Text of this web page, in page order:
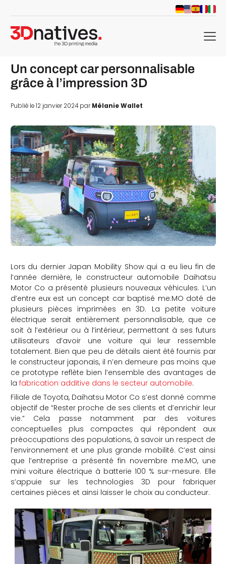
menu
Un concept car personnalisable
grâce à l’impression 3D
Publié le 12 janvier 2024 parMélanie Wallet
Lors du dernier Japan Mobility Show qui a eu lieu fin de
l’année dernière, le constructeur automobile Daihatsu
Motor Co a présenté plusieurs nouveaux véhicules. L’un
d’entre eux est un concept car baptisé me:MO doté de
plusieurs pièces imprimées en 3D. La petite voiture
électrique serait entièrement personnalisable, que ce
soit à l’extérieur ou à l’intérieur, permettant à ses futurs
utilisateurs d’avoir une voiture qui leur ressemble
totalement. Bien que peu de détails aient été fournis par
le constructeur japonais, il n’en demeure pas moins que
ce prototype reflète bien l’ensemble des avantages de
la fabrication additive dans le secteur automobile.
Filiale de Toyota, Daihatsu Motor Co s’est donné comme
objectif de “Rester proche de ses clients et d’enrichir leur
vie.” Cela passe notamment par des voitures
conceptuelles plus compactes qui répondent aux
préoccupations des populations, à savoir un respect de
l’environnement et une plus grande mobilité. C’est ainsi
que l’entreprise a présenté fin novembre me:MO, une
mini voiture électrique à batterie 100 % sur-mesure. Elle
s’appuie sur les technologies 3D pour fabriquer
certaines pièces et ainsi laisser le choix au conducteur.